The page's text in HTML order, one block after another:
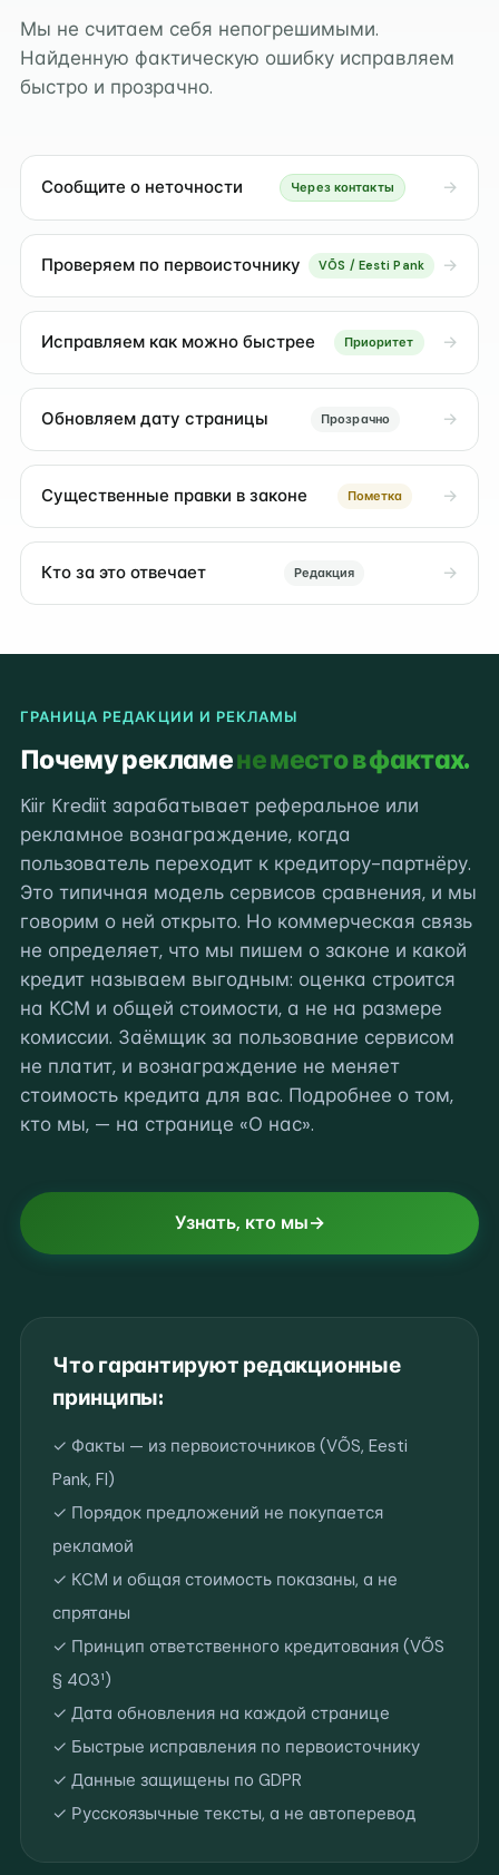
Мы не считаем себя непогрешимыми.
Найденную фактическую ошибку исправляем
быстро и прозрачно.
Сообщите о неточности Через контакты
Проверяем по первоисточнику VÕS / Eesti Pank
Исправляем как можно быстрее Приоритет
Обновляем дату страницы Прозрачно
Существенные правки в законе Пометка
Кто за это отвечает Редакция
ГРАНИЦА РЕДАКЦИИ И РЕКЛАМЫ
Почему рекламене место в фактах.
Kiir Krediit зарабатывает реферальное или
рекламное вознаграждение, когда
пользователь переходит к кредитору-партнёру.
Это типичная модель сервисов сравнения, и мы
говорим о ней открыто. Но коммерческая связь
не определяет, что мы пишем о законе и какой
кредит называем выгодным: оценка строится
на КСМ и общей стоимости, а не на размере
комиссии. Заёмщик за пользование сервисом
не платит, и вознаграждение не меняет
стоимость кредита для вас. Подробнее о том,
кто мы, — на странице «О нас».
Узнать, кто мы
Что гарантируют редакционные
принципы:
✓ Факты — из первоисточников (VÕS, Eesti
Pank, FI)
✓ Порядок предложений не покупается
рекламой
✓ КСМ и общая стоимость показаны, а не
спрятаны
✓ Принцип ответственного кредитования (VÕS
§ 403¹)
✓ Дата обновления на каждой странице
✓ Быстрые исправления по первоисточнику
✓ Данные защищены по GDPR
✓ Русскоязычные тексты, а не автоперевод